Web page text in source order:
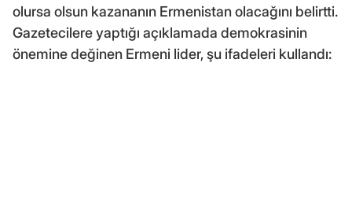
olursa olsun kazananın Ermenistan olacağını belirtti.
Gazetecilere yaptığı açıklamada demokrasinin
önemine değinen Ermeni lider, şu ifadeleri kullandı: